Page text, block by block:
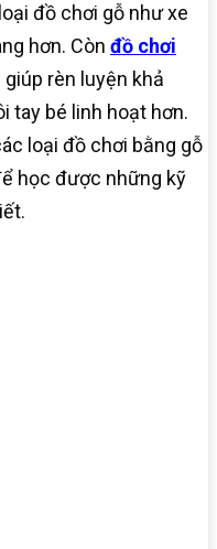
đồ chơi gỗ như xe
hơn. Còn đồ chơi
giúp rèn luyện khả
tay bé linh hoạt hơn.
loại đồ chơi bằng gỗ
học được những kỹ